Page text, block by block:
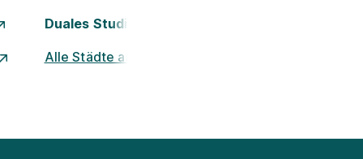
Duales Studium München
Alle Städte ansehen